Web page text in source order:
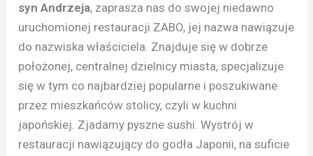
syn Andrzeja, zaprasza nas do swojej niedawno
uruchomionej restauracji ZABO, jej nazwa nawiązuje
do nazwiska właściciela. Znajduje się w dobrze
położonej, centralnej dzielnicy miasta, specjalizuje
się w tym co najbardziej popularne i poszukiwane
przez mieszkańców stolicy, czyli w kuchni
japońskiej. Zjadamy pyszne sushi. Wystrój w
restauracji nawiązujący do godła Japonii, na suficie